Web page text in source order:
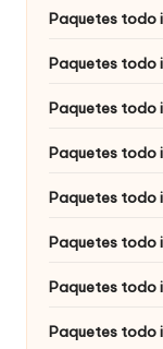
Paquetes todo
Paquetes todo
Paquetes todo
Paquetes todo
Paquetes todo
Paquetes todo
Paquetes todo
Paquetes todo